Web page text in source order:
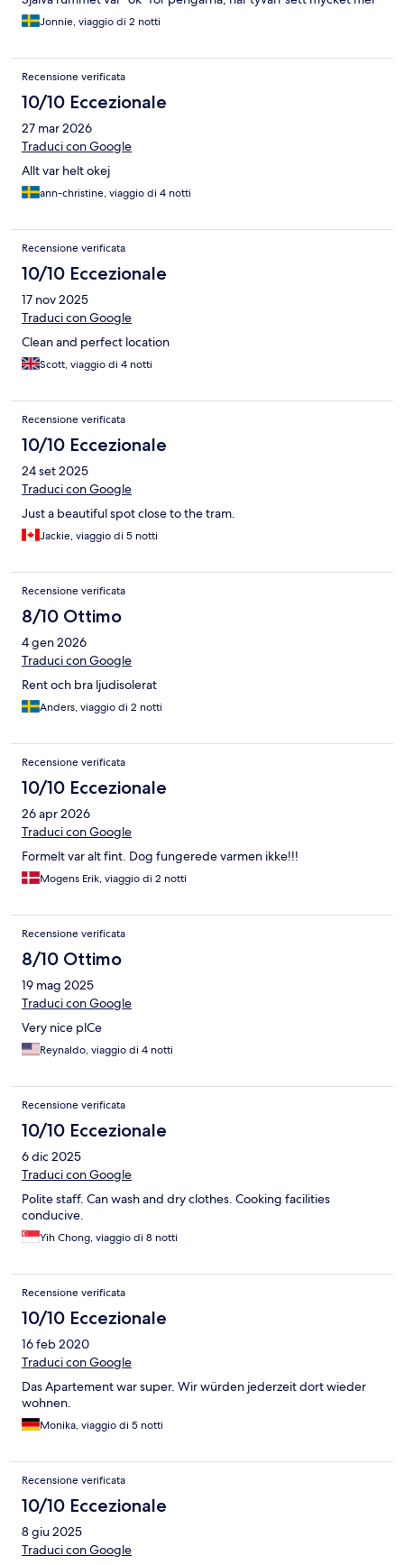
välvårdade boenden i samma prisklass.
Jonnie, viaggio di 2 notti
Recensione verificata
10/10 Eccezionale
27 mar 2026
Traduci con Google
Allt var helt okej
ann-christine, viaggio di 4 notti
Recensione verificata
10/10 Eccezionale
17 nov 2025
Traduci con Google
Clean and perfect location
Scott, viaggio di 4 notti
Recensione verificata
10/10 Eccezionale
24 set 2025
Traduci con Google
Just a beautiful spot close to the tram.
Jackie, viaggio di 5 notti
Recensione verificata
8/10 Ottimo
4 gen 2026
Traduci con Google
Rent och bra ljudisolerat
Anders, viaggio di 2 notti
Recensione verificata
10/10 Eccezionale
26 apr 2026
Traduci con Google
Formelt var alt fint. Dog fungerede varmen ikke!!!
Mogens Erik, viaggio di 2 notti
Recensione verificata
8/10 Ottimo
19 mag 2025
Traduci con Google
Very nice plCe
Reynaldo, viaggio di 4 notti
Recensione verificata
10/10 Eccezionale
6 dic 2025
Traduci con Google
Polite staff. Can wash and dry clothes. Cooking facilities
conducive.
Yih Chong, viaggio di 8 notti
Recensione verificata
10/10 Eccezionale
16 feb 2020
Traduci con Google
Das Apartement war super. Wir würden jederzeit dort wieder
wohnen.
Monika, viaggio di 5 notti
Recensione verificata
10/10 Eccezionale
8 giu 2025
Traduci con Google